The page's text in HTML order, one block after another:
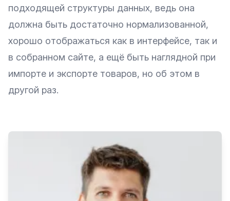
подходящей структуры данных, ведь она
должна быть достаточно нормализованной,
хорошо отображаться как в интерфейсе, так и
в собранном сайте, а ещё быть наглядной при
импорте и экспорте товаров, но об этом в
другой раз.